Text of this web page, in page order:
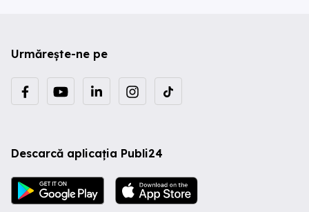
Urmărește-ne pe
Descarcă aplicația Publi24